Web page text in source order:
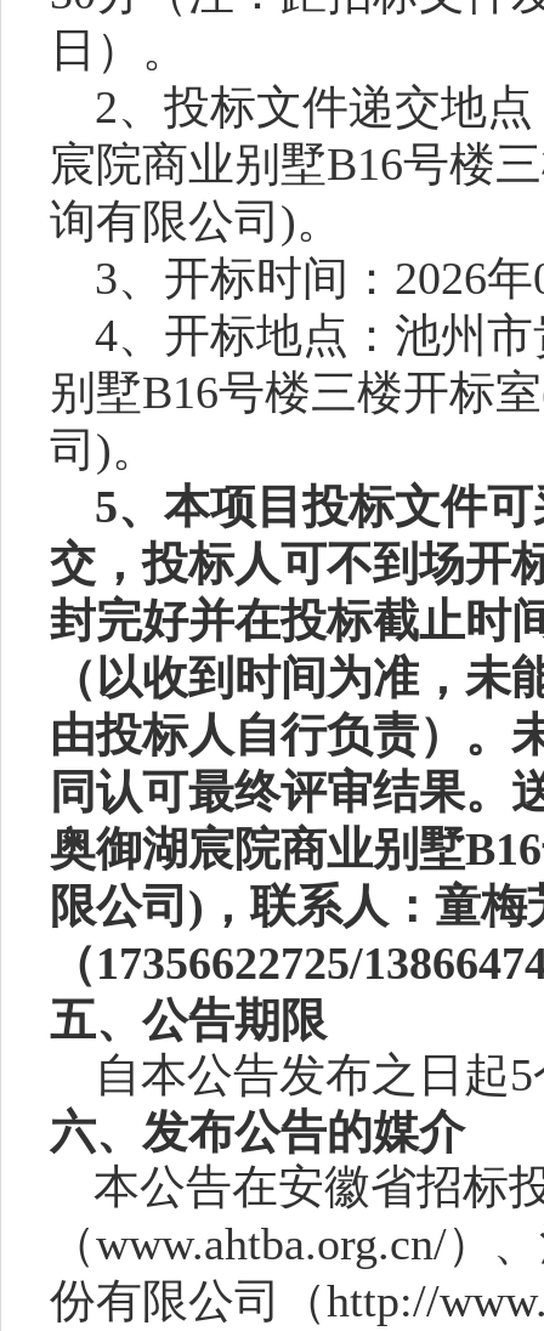
日）。
2、投标文件递交地
宸院商业别墅B16号楼
询有限公司)。
3、开标时间：2026
4、开标地点：池州
别墅B16号楼三楼开标
司)。
5、本项目投标文件
交，投标人可不到场开
封完好并在投标截止时
（以收到时间为准，
由投标人自行负责）。
同认可最终评审结果。
奥御湖宸院商业别墅
限公司)，联系人：童梅
（17356622725/
五、公告期限
自本公告发布之日起5
六、 发布公告的媒介
本公告在安徽省招标
（www.ahtba.org.cn/） 、
份有限公司（http://